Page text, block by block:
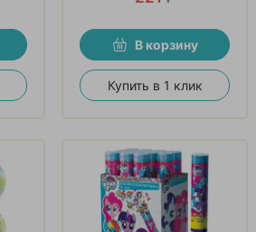
В корзину
Купить в 1 клик